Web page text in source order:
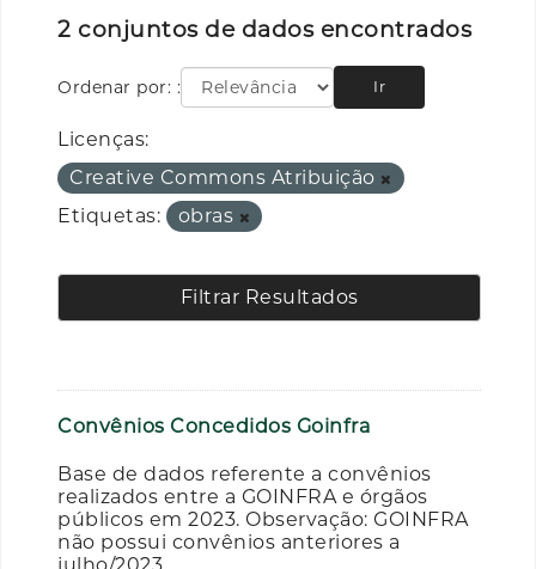
2 conjuntos de dados encontrados
Ordenar por: Ir
Licenças:
Creative Commons Atribuição
Etiquetas:
obras
Filtrar Resultados
Convênios Concedidos Goinfra
Base de dados referente a convênios
realizados entre a GOINFRA e órgãos
públicos em 2023. Observação: GOINFRA
não possui convênios anteriores a